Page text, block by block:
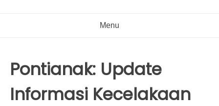
Menu
Pontianak: Update
Informasi Kecelakaan